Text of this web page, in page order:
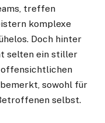
treffen
komplexe
Doch hinter
selten ein stiller
offensichtlichen
sowohl für
selbst.